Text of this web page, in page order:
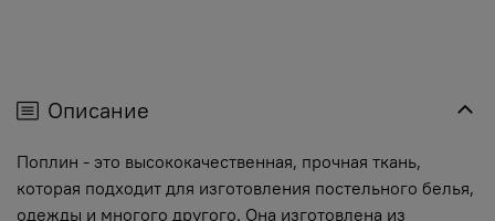
Описание
Поплин - это высококачественная, прочная ткань,
которая подходит для изготовления постельного белья,
одежды и многого другого. Она изготовлена из